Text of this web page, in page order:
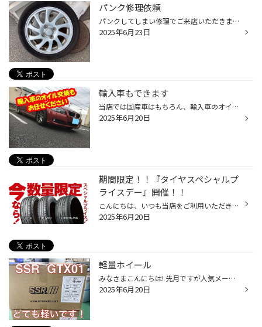
パンク修理依頼
パンクしてしまい修理でご来店いただきました タイヤの内側を確認すると タイヤのゴムが剝離して内側のワイヤーが見えてしまっています( ﾟДﾟ) 当然ですがこの状態では修理不可となりますので1本交換をさせていただきました╰(*´︶`*)╯ 安心してお車をご使用いただけると思います。 初めてご利用いた...
2025年6月23日
輸入車もできます
当店では国産車はもちろん、輸入車のオイル交換作業も承っております。 輸入車対応のエンジンオイルを ご準備しております ※ 純正オイルもお取り寄せできます ※お取り寄せ対応となる商品もございます ※在庫の確認・商品のお取り寄せの場合は、お手元に車検証をご用意ください。 ※車種によっては対応...
2025年6月20日
期間限定！！『タイヤスペシャルプ
ライスデー』開催！！
こんにちは、いつも当店をご利用いただきましてありがとうございます。 本日より、コクピット・タイヤ館におきまして、 期間限定！ サイズ限定！！ 数量限定！！！ お得にお買い求めいただける、「タイヤスペシャルプライスデー」がスタートします！ お得なタイヤのご紹介！！ ワゴンR、N-BOX、タン...
2025年6月20日
軽量ホイール
みなさまこんにちは! 先月ですが人気メーカのSSR-GTX01を組み付けしました。 SSR-GTX01 このホイールめちゃくちゃ軽いです！ 今回は車体への取付は無しの持ち帰り作業です。 箱も軽かったですが出しても軽い！！ 取付車両はGR86に取付予定でドリフトに使用するそうです！！ ご来店頂きありがとうご...
2025年6月20日